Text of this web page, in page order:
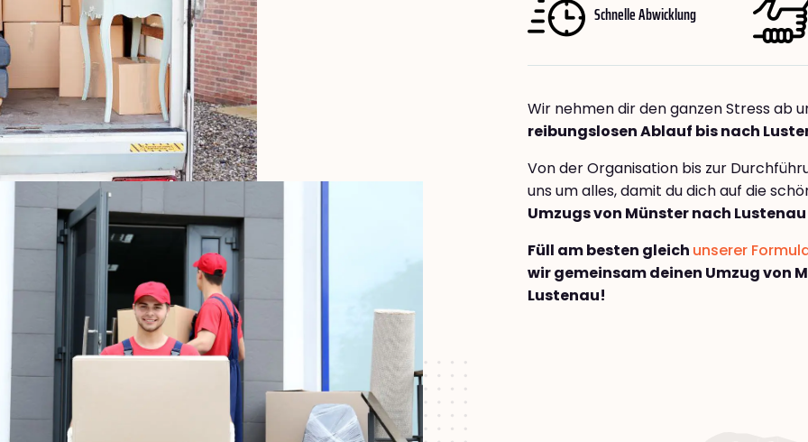
Schnelle Abwicklung
Wir nehmen dir den ganzen Stress ab
reibungslosen Ablauf bis nach
Von der Organisation bis zur
uns um alles, damit du dich auf die
Umzugs von Münster nach Lustenau
Füll am besten gleich unserer
wir gemeinsam deinen Umzug von
Lustenau!